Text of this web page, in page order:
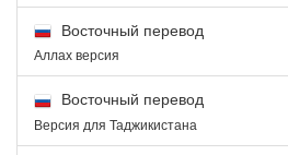
Восточный перевод
Аллах версия
Восточный перевод
Версия для Таджикистана